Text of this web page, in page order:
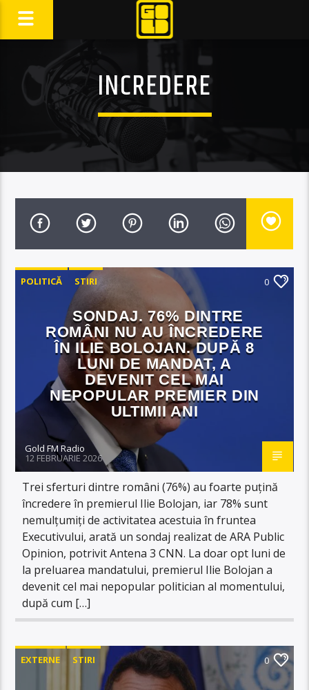
INCREDERE
POLITICĂ STIRI 0
SONDAJ. 76% DINTRE
ROMÂNI NU AU ÎNCREDERE
ÎN ILIE BOLOJAN. DUPĂ 8
LUNI DE MANDAT, A
DEVENIT CEL MAI
NEPOPULAR PREMIER DIN
ULTIMII ANI
Gold FM Radio
12 FEBRUARIE 2026
Trei sferturi dintre români (76%) au foarte puțină
încredere în premierul Ilie Bolojan, iar 78% sunt
nemulțumiți de activitatea acestuia în fruntea
Executivului, arată un sondaj realizat de ARA Public
Opinion, potrivit Antena 3 CNN. La doar opt luni de
la preluarea mandatului, premierul Ilie Bolojan a
devenit cel mai nepopular politician al momentului,
după cum […]
EXTERNE STIRI 0